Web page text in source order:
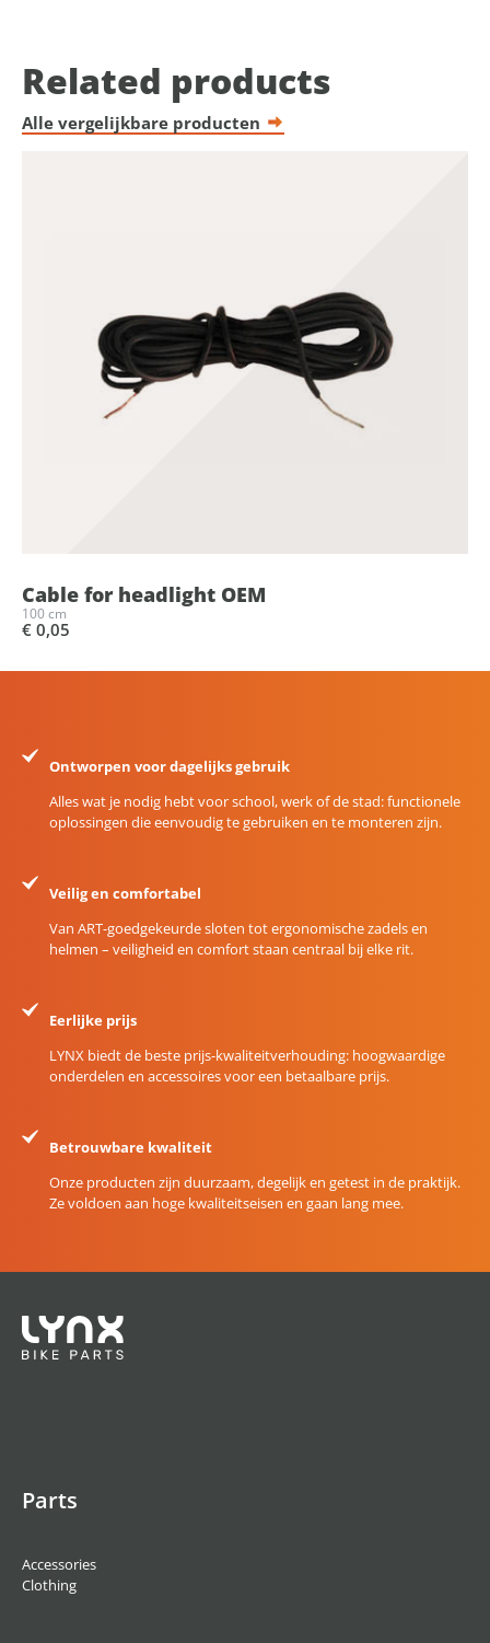
Related products
Alle vergelijkbare producten
Cable for headlight OEM
100 cm
€ 0,05
Ontworpen voor dagelijks gebruik
Alles wat je nodig hebt voor school, werk of de stad: functionele
oplossingen die eenvoudig te gebruiken en te monteren zijn.
Veilig en comfortabel
Van ART-goedgekeurde sloten tot ergonomische zadels en
helmen – veiligheid en comfort staan centraal bij elke rit.
Eerlijke prijs
LYNX biedt de beste prijs-kwaliteitverhouding: hoogwaardige
onderdelen en accessoires voor een betaalbare prijs.
Betrouwbare kwaliteit
Onze producten zijn duurzaam, degelijk en getest in de praktijk.
Ze voldoen aan hoge kwaliteitseisen en gaan lang mee.
Parts
Accessories
Clothing